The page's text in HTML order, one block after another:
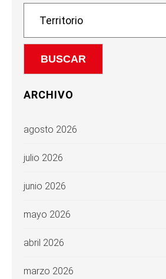
ARCHIVO
agosto 2026
julio 2026
junio 2026
mayo 2026
abril 2026
marzo 2026